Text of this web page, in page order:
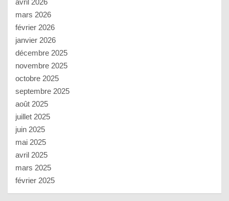
mars 2026
février 2026
janvier 2026
décembre 2025
novembre 2025
octobre 2025
septembre 2025
août 2025
juillet 2025
juin 2025
mai 2025
avril 2025
mars 2025
février 2025